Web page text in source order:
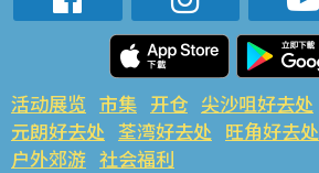
活动展览 市集 开仓 尖沙咀好去处
元朗好去处 荃湾好去处 旺角好去处
户外郊游 社会福利